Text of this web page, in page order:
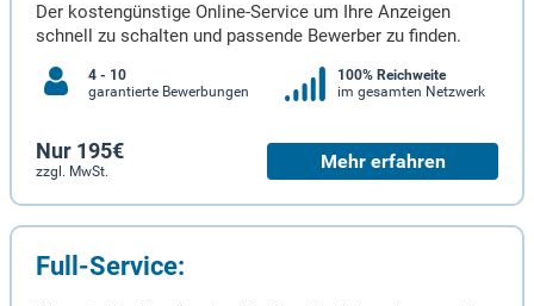
Der kostengünstige Online-Service um Ihre Anzeigen
schnell zu schalten und passende Bewerber zu finden.
4 - 10
garantierte Bewerbungen
100% Reichweite
im gesamten Netzwerk
Nur 195€
zzgl. MwSt. Mehr erfahren
Full-Service: